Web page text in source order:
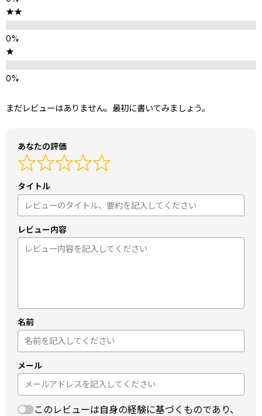
★★
★
まだレビューはありません。最初に書いてみましょう。
あなたの評価
タイトル
レビュー内容
名前
メール
このレビューは自身の経験に基づくものであり、